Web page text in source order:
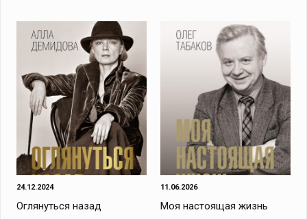
24.12.2024
Оглянуться назад
11.06.2026
Моя настоящая жизнь